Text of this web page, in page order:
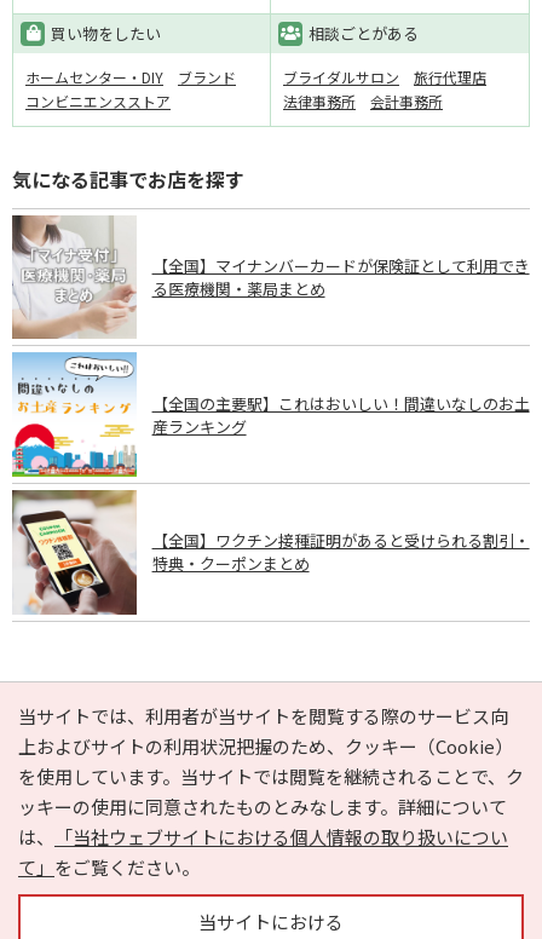
買い物をしたい
ホームセンター・DIY
ブランド
コンビニエンスストア
相談ごとがある
ブライダルサロン
旅行代理店
法律事務所
会計事務所
気になる記事でお店を探す
【全国】マイナンバーカードが保険証として利用でき
る医療機関・薬局まとめ
【全国の主要駅】これはおいしい！間違いなしのお土
産ランキング
【全国】ワクチン接種証明があると受けられる割引・
特典・クーポンまとめ
PAGE TOP
当サイトでは、利用者が当サイトを閲覧する際のサービス向
上およびサイトの利用状況把握のため、クッキー（Cookie）
を使用しています。当サイトでは閲覧を継続されることで、ク
ッキーの使用に同意されたものとみなします。詳細について
は、
「当社ウェブサイトにおける個人情報の取り扱いについ
て」 をご覧ください。
当サイトにおける
e-NAVITA（イーナビタ）とは？ お気に入り
ヘルプ
利用規約
個人情報の取り扱いについて
運営会社
サイトマップ
広告掲載に関するお問い合わせ